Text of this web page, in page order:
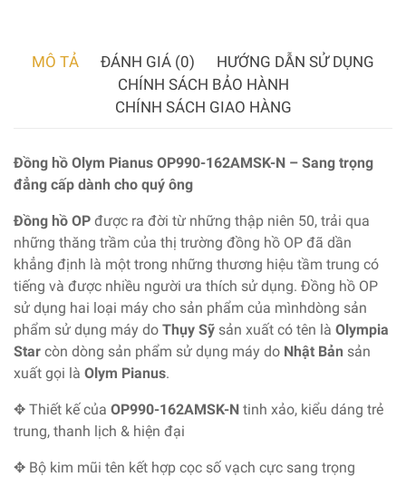
MÔ TẢ ĐÁNH GIÁ (0)
HƯỚNG DẪN SỬ DỤNG
CHÍNH SÁCH BẢO HÀNH
CHÍNH SÁCH GIAO HÀNG
Đồng hồ Olym Pianus OP990-162AMSK-N – Sang trọng
đẳng cấp dành cho quý ông
Đồng hồ OP được ra đời từ những thập niên 50, trải qua
những thăng trầm của thị trường đồng hồ OP đã dần
khẳng định là một trong những thương hiệu tầm trung có
tiếng và được nhiều người ưa thích sử dụng. Đồng hồ OP
sử dụng hai loại máy cho sản phẩm của mìnhdòng sản
phẩm sử dụng máy do Thụy Sỹ sản xuất có tên là Olympia
Star còn dòng sản phẩm sử dụng máy do Nhật Bản sản
xuất gọi là Olym Pianus.
✥ Thiết kế của OP990-162AMSK-N tinh xảo, kiểu dáng trẻ
trung, thanh lịch & hiện đại
✥ Bộ kim mũi tên kết hợp cọc số vạch cực sang trọng